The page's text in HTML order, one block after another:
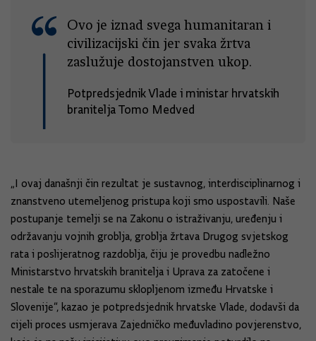
Ovo je iznad svega humanitaran i
civilizacijski čin jer svaka žrtva
zaslužuje dostojanstven ukop.
Potpredsjednik Vlade i ministar hrvatskih
branitelja Tomo Medved
„I ovaj današnji čin rezultat je sustavnog, interdisciplinarnog i
znanstveno utemeljenog pristupa koji smo uspostavili. Naše
postupanje temelji se na Zakonu o istraživanju, uređenju i
održavanju vojnih groblja, groblja žrtava Drugog svjetskog
rata i poslijeratnog razdoblja, čiju je provedbu nadležno
Ministarstvo hrvatskih branitelja i Uprava za zatočene i
nestale te na sporazumu sklopljenom između Hrvatske i
Slovenije“, kazao je potpredsjednik hrvatske Vlade, dodavši da
cijeli proces usmjerava Zajedničko međuvladino povjerenstvo,